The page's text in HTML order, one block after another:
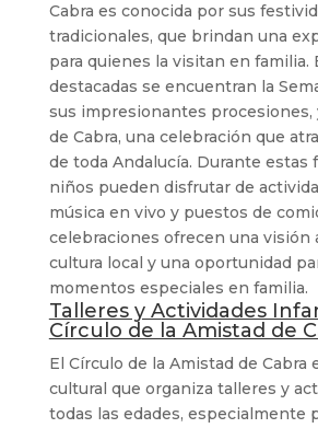
Cabra es conocida por sus
tradicionales, que brindan una
para quienes la visitan en familia.
destacadas se encuentran la
sus impresionantes procesiones,
de Cabra, una celebración que
de toda Andalucía. Durante estas
niños pueden disfrutar de
música en vivo y puestos de
celebraciones ofrecen una visión
cultura local y una oportunidad
momentos especiales en familia.
Talleres y Actividades
Círculo de la Amistad de
El Círculo de la Amistad de Cabra
cultural que organiza talleres y
todas las edades, especialmente